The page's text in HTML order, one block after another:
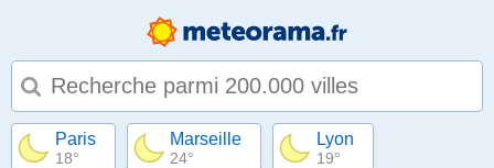
Type 1 or more characters for results.
Paris
18°
Marseille
24°
Lyon
19°